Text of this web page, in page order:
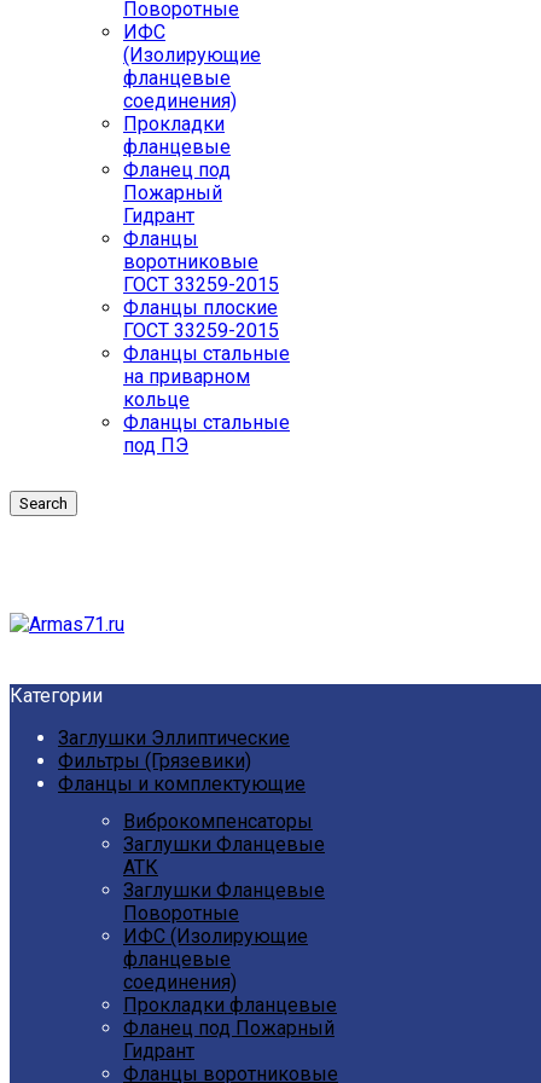
Поворотные
ИФС
(Изолирующие
фланцевые
соединения)
Прокладки
фланцевые
Фланец под
Пожарный
Гидрант
Фланцы
воротниковые
ГОСТ 33259-2015
Фланцы плоские
ГОСТ 33259-2015
Фланцы стальные
на приварном
кольце
Фланцы стальные
под ПЭ
Search
Категории
Заглушки Эллиптические
Фильтры (Грязевики)
Фланцы и комплектующие
Виброкомпенсаторы
Заглушки Фланцевые
АТК
Заглушки Фланцевые
Поворотные
ИФС (Изолирующие
фланцевые
соединения)
Прокладки фланцевые
Фланец под Пожарный
Гидрант
Фланцы воротниковые